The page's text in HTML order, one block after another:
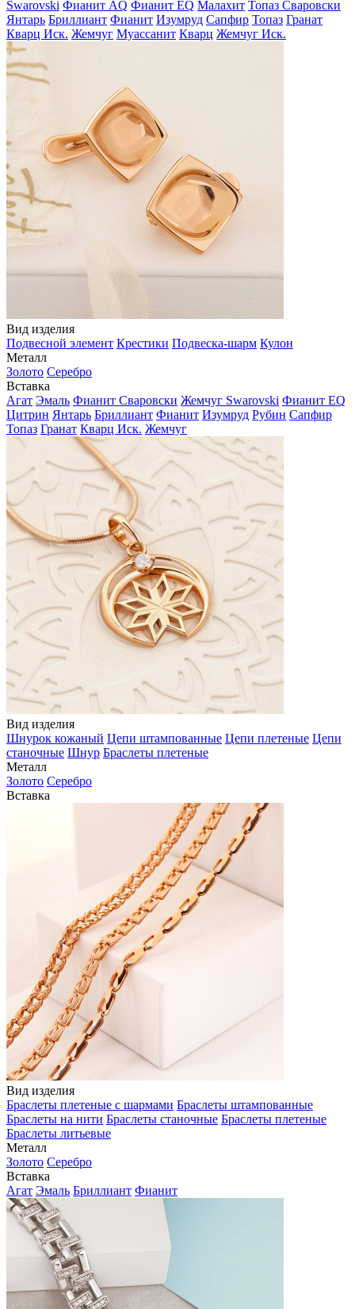
Swarovski Фианит AQ Фианит EQ Малахит Топаз Сваровски
Янтарь Бриллиант Фианит Изумруд Сапфир Топаз Гранат
Кварц Иск. Жемчуг Муассанит Кварц Жемчуг Иск.
Вид изделия
Подвесной элемент Крестики Подвеска-шарм Кулон
Металл
Золото Серебро
Вставка
Агат Эмаль Фианит Сваровски Жемчуг Swarovski Фианит EQ
Цитрин Янтарь Бриллиант Фианит Изумруд Рубин Сапфир
Топаз Гранат Кварц Иск. Жемчуг
Вид изделия
Шнурок кожаный Цепи штампованные Цепи плетеные Цепи
станочные Шнур Браслеты плетеные
Металл
Золото Серебро
Вставка
Вид изделия
Браслеты плетеные с шармами Браслеты штампованные
Браслеты на нити Браслеты станочные Браслеты плетеные
Браслеты литьевые
Металл
Золото Серебро
Вставка
Агат Эмаль Бриллиант Фианит